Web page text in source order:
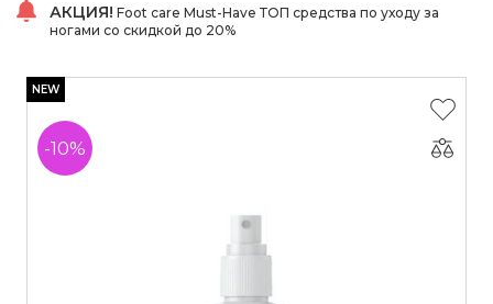
АКЦИЯ! Foot care Must-Have ТОП средства по уходу за
ногами со скидкой до 20%
NEW
-10%